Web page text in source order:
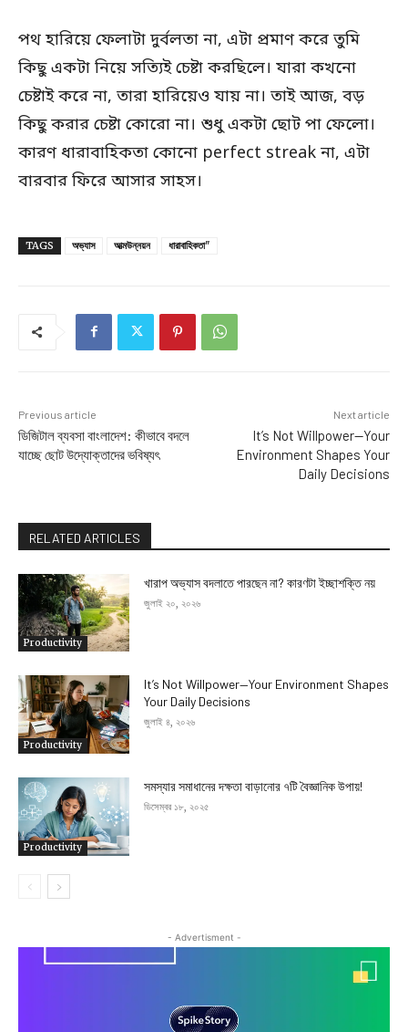
পথ হারিয়ে ফেলাটা দুর্বলতা না, এটা প্রমাণ করে তুমি
কিছু একটা নিয়ে সত্যিই চেষ্টা করছিলে। যারা কখনো
চেষ্টাই করে না, তারা হারিয়েও যায় না। তাই আজ, বড়
কিছু করার চেষ্টা কোরো না। শুধু একটা ছোট পা ফেলো।
কারণ ধারাবাহিকতা কোনো perfect streak না, এটা
বারবার ফিরে আসার সাহস।
TAGS অভ্যাস আত্মউন্নয়ন ধারাবাহিকতা"
Previous article
ডিজিটাল ব্যবসা বাংলাদেশ: কীভাবে বদলে
যাচ্ছে ছোট উদ্যোক্তাদের ভবিষ্যৎ
Next article
It’s Not Willpower—Your
Environment Shapes Your
Daily Decisions
RELATED ARTICLES
Productivity
খারাপ অভ্যাস বদলাতে পারছেন না? কারণটা ইচ্ছাশক্তি নয়
জুলাই ২০, ২০২৬
Productivity
It’s Not Willpower—Your Environment Shapes
Your Daily Decisions
জুলাই ৪, ২০২৬
Productivity
সমস্যার সমাধানের দক্ষতা বাড়ানোর ৭টি বৈজ্ঞানিক উপায়!
ডিসেম্বর ১৮, ২০২৫
- Advertisment -